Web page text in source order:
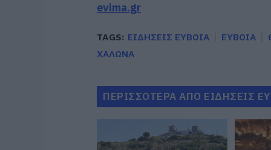
evima.gr
TAGS: ΕΙΔΗΣΕΙΣ ΕΥΒΟΙΑ ΕΥΒΟΙΑ
ΧΑΛΩΝΑ
ΠΕΡΙΣΣΟΤΕΡΑ ΑΠΟ ΕΙΔΗΣΕΙΣ